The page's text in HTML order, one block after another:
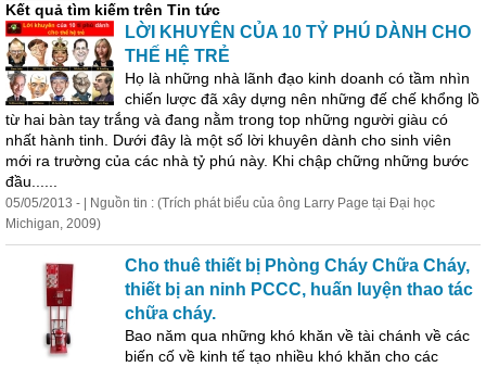
Kết quả tìm kiếm trên Tin tức
LỜI KHUYÊN CỦA 10 TỶ PHÚ DÀNH CHO
THẾ HỆ TRẺ
Họ là những nhà lãnh đạo kinh doanh có tầm nhìn
chiến lược đã xây dựng nên những đế chế khổng lồ
từ hai bàn tay trắng và đang nằm trong top những người giàu có
nhất hành tinh. Dưới đây là một số lời khuyên dành cho sinh viên
mới ra trường của các nhà tỷ phú này. Khi chập chững những bước
đầu......
05/05/2013 - | Nguồn tin : (Trích phát biểu của ông Larry Page tại Đại học
Michigan, 2009)
Cho thuê thiết bị Phòng Cháy Chữa Cháy,
thiết bị an ninh PCCC, huấn luyện thao tác
chữa cháy.
Bao năm qua những khó khăn về tài chánh về các
biến cố về kinh tế tạo nhiều khó khăn cho các